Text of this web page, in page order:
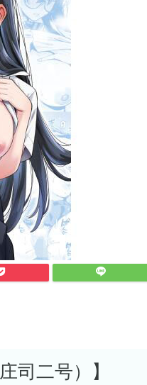
司二号）】